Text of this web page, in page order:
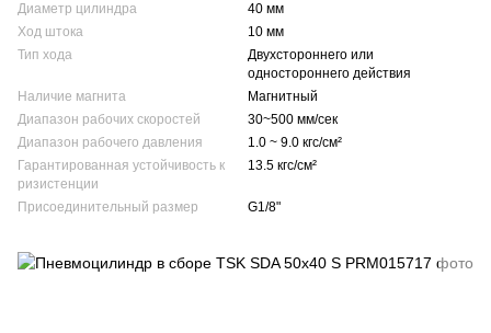
Диаметр цилиндра
40 мм
Ход штока
10 мм
Тип хода
Двухстороннего или
одностороннего действия
Наличие магнита
Магнитный
Диапазон рабочих скоростей
30~500 мм/сек
Диапазон рабочего давления
1.0 ~ 9.0 кгс/см²
Гарантированная устойчивость к
ризистенции
13.5 кгс/см²
Присоединительный размер G1/8"